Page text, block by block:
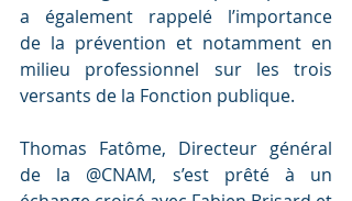
a également rappelé l’importance
de la prévention et notamment en
milieu professionnel sur les trois
versants de la Fonction publique.
Thomas Fatôme, Directeur général
de la @CNAM, s’est prêté à un